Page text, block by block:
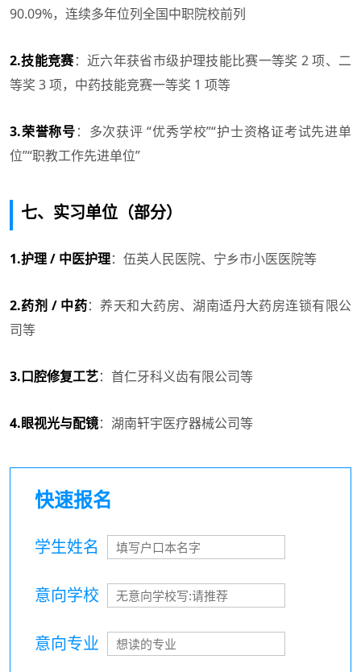
90.09%，连续多年位列全国中职院校前列
2.技能竞赛：近六年获省市级护理技能比赛一等奖 2 项、二
等奖 3 项，中药技能竞赛一等奖 1 项等
3.荣誉称号：多次获评 “优秀学校”“护士资格证考试先进单
位”“职教工作先进单位”
七、实习单位（部分）
1.护理 / 中医护理：伍英人民医院、宁乡市小医医院等
2.药剂 / 中药：养天和大药房、湖南适丹大药房连锁有限公
司等
3.口腔修复工艺：首仁牙科义齿有限公司等
4.眼视光与配镜：湖南轩宇医疗器械公司等
快速报名
学生姓名
意向学校
意向专业